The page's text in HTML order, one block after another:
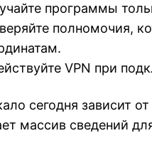
программы
полномочия,
VPN при
сегодня зависит
массив сведений